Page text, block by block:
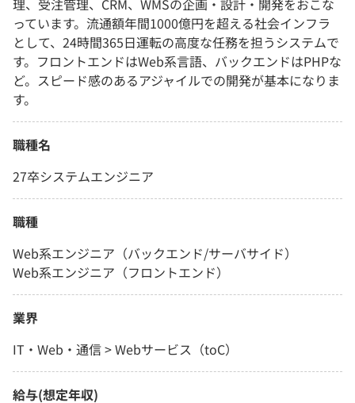
理、受注管理、CRM、WMSの企画・設計・開発をおこな
っています。流通額年間1000億円を超える社会インフラ
として、24時間365日運転の高度な任務を担うシステムで
す。フロントエンドはWeb系言語、バックエンドはPHPな
ど。スピード感のあるアジャイルでの開発が基本になりま
す。
職種名
27卒システムエンジニア
職種
Web系エンジニア（バックエンド/サーバサイド）
Web系エンジニア（フロントエンド）
業界
IT・Web・通信 > Webサービス（toC）
給与(想定年収)